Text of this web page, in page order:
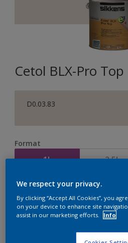
Cetol BLX-Pro Top
D0.03.83
Format
1L 2,5L
Quantité Calculateur
We respect your privacy.
By clicking “Accept All Cookies”, you
on your device to enhance site
assist in our marketing efforts.
Info